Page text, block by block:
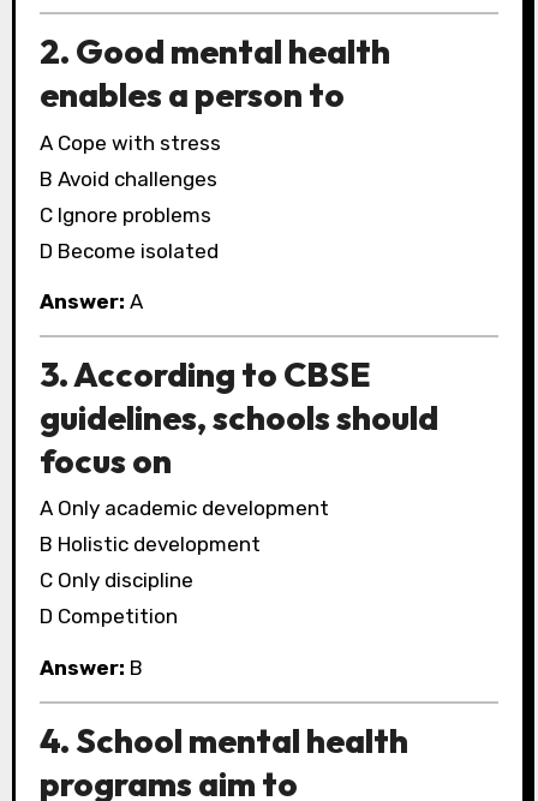
2. Good mental health
enables a person to
A Cope with stress
B Avoid challenges
C Ignore problems
D Become isolated
Answer: A
3. According to CBSE
guidelines, schools should
focus on
A Only academic development
B Holistic development
C Only discipline
D Competition
Answer: B
4. School mental health
programs aim to